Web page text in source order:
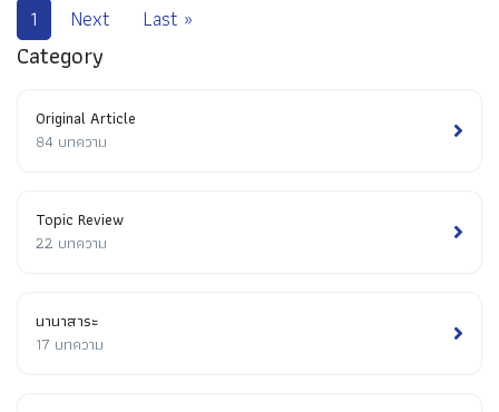
1 Next Last »
Category
Original Article
84 บทความ
Topic Review
22 บทความ
นานาสาระ
17 บทความ